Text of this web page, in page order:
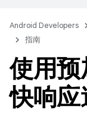
Android Developers
指南
使用
快响应